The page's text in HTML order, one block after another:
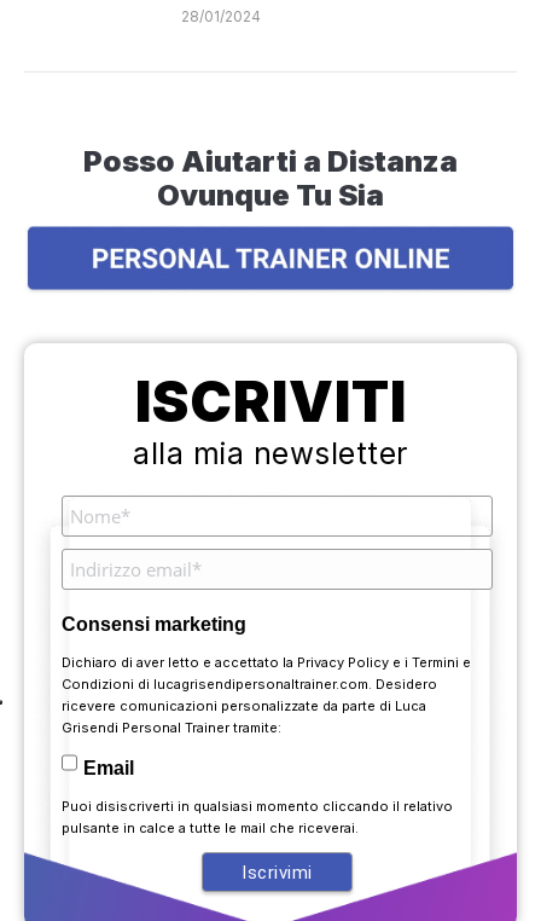
28/01/2024
Posso Aiutarti a Distanza
Ovunque Tu Sia
ISCRIVITI
alla mia newsletter
Consensi marketing
Dichiaro di aver letto e accettato la Privacy Policy e iTermini e
Condizioni di lucagrisendipersonaltrainer.com. Desidero
ricevere comunicazioni personalizzate da parte di Luca
Grisendi Personal Trainer tramite:
Email
Puoi disiscriverti in qualsiasi momento cliccando il relativo
pulsante in calce a tutte le mail che riceverai.